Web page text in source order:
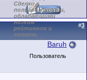
Сделки с
пользователями,
обладающими
низким
рейтингом и
стажем,
совершайте с
осторожностью!
#3
Baruh
Пользователь